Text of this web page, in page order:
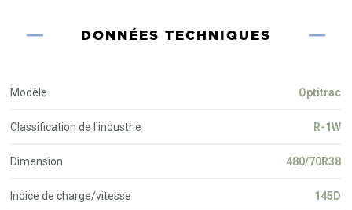
DONNÉES TECHNIQUES
Modèle Optitrac
Classification de l'industrie R-1W
Dimension 480/70R38
Indice de charge/vitesse 145D